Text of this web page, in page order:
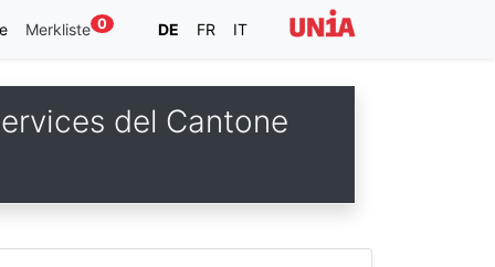
Merkliste 0 DE FR IT
del Cantone